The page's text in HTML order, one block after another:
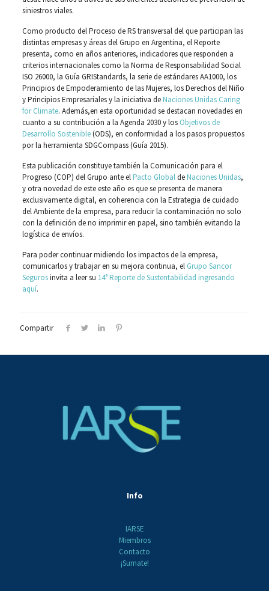
siniestros viales.
Como producto del Proceso de RS transversal del que participan las
distintas empresas y áreas del Grupo en Argentina, el Reporte
presenta, como en años anteriores, indicadores que responden a
criterios internacionales como la Norma de Responsabilidad Social
ISO 26000, la Guía GRIStandards, la serie de estándares AA1000, los
Principios de Empoderamiento de las Mujeres, los Derechos del Niño
y Principios Empresariales y la iniciativa deNaciones Unidas Caring
for Climate. Además,en esta oportunidad se destacan novedades en
cuanto a su contribución a la Agenda 2030 y los Objetivos de
Desarrollo Sostenible(ODS), en conformidad a los pasos propuestos
por la herramienta SDGCompass (Guía 2015).
Esta publicación constituye también la Comunicación para el
Progreso (COP) del Grupo ante elPacto GlobaldeNaciones Unidas,
y otra novedad de este este año es que se presenta de manera
exclusivamente digital, en coherencia con la Estrategia de cuidado
del Ambiente de la empresa, para reducir la contaminación no solo
con la definición de no imprimir en papel, sino también evitando la
logística de envíos.
Para poder continuar midiendo los impactos de la empresa,
comunicarlos y trabajar en su mejora continua, el Grupo Sancor
Segurosinvita a leer su 14° Reporte de Sustentabilidad ingresando
aquí.
Compartir
Info
IARSE
Miembros
Contacto
¡Sumate!